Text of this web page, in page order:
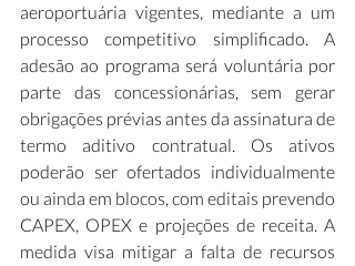
aeroportuária vigentes, mediante a um
processo competitivo simplificado. A
adesão ao programa será voluntária por
parte das concessionárias, sem gerar
obrigações prévias antes da assinatura de
termo aditivo contratual. Os ativos
poderão ser ofertados individualmente
ou ainda em blocos, com editais prevendo
CAPEX, OPEX e projeções de receita. A
medida visa mitigar a falta de recursos